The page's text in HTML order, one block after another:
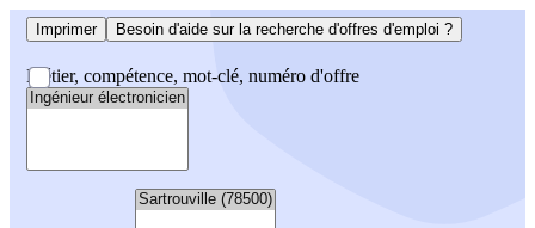
Imprimer Besoin d'aide sur la recherche d'offres d'emploi ?
Métier, compétence, mot-clé, numéro d'offre